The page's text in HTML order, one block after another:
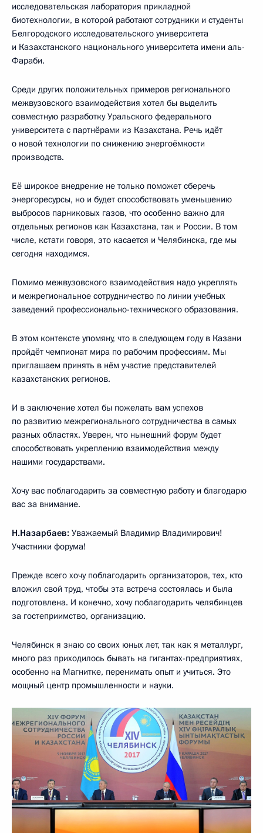
исследовательская лаборатория прикладной
биотехнологии, в которой работают сотрудники и студенты
Белгородского исследовательского университета
и Казахстанского национального университета имени аль-
Фараби.
Среди других положительных примеров регионального
межвузовского взаимодействия хотел бы выделить
совместную разработку Уральского федерального
университета с партнёрами из Казахстана. Речь идёт
о новой технологии по снижению энергоёмкости
производств.
Её широкое внедрение не только поможет сберечь
энергоресурсы, но и будет способствовать уменьшению
выбросов парниковых газов, что особенно важно для
отдельных регионов как Казахстана, так и России. В том
числе, кстати говоря, это касается и Челябинска, где мы
сегодня находимся.
Помимо межвузовского взаимодействия надо укреплять
и межрегиональное сотрудничество по линии учебных
заведений профессионально-технического образования.
В этом контексте упомяну, что в следующем году в Казани
пройдёт чемпионат мира по рабочим профессиям. Мы
приглашаем принять в нём участие представителей
казахстанских регионов.
И в заключение хотел бы пожелать вам успехов
по развитию межрегионального сотрудничества в самых
разных областях. Уверен, что нынешний форум будет
способствовать укреплению взаимодействия между
нашими государствами.
Хочу вас поблагодарить за совместную работу и благодарю
вас за внимание.
Н.Назарбаев: Уважаемый Владимир Владимирович!
Участники форума!
Прежде всего хочу поблагодарить организаторов, тех, кто
вложил свой труд, чтобы эта встреча состоялась и была
подготовлена. И конечно, хочу поблагодарить челябинцев
за гостеприимство, организацию.
Челябинск я знаю со своих юных лет, так как я металлург,
много раз приходилось бывать на гигантах-предприятиях,
особенно на Магнитке, перенимать опыт и учиться. Это
мощный центр промышленности и науки.